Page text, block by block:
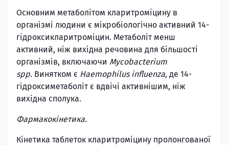
Основним метаболітом кларитроміцину в
організмі людини є мікробіологічно активний 14-
гідроксикларитроміцин. Метаболіт менш
активний, ніж вихідна речовина для більшості
організмів, включаючи Mycobacterium
spp. Винятком є Haemophilus influenza, де 14-
гідроксиметаболіт є вдвічі активнішим, ніж
вихідна сполука.
Фармакокінетика.
Кінетика таблеток кларитроміцину пролонгованої